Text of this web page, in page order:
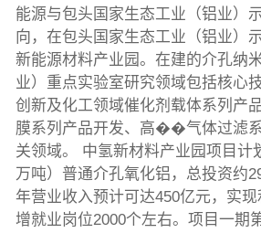
能源与包头国家生态工业（铝业）
向，在包头国家生态工业（铝业）
新能源材料产业园。在建的介孔纳
业）重点实验室研究领域包括核心
创新及化工领域催化剂载体系列产
膜系列产品开发、高��气体过滤
关领域。 中氢新材料产业园项目计
万吨）普通介孔氧化铝，总投资约
年营业收入预计可达450亿元，实
增就业岗位2000个左右。项目一期